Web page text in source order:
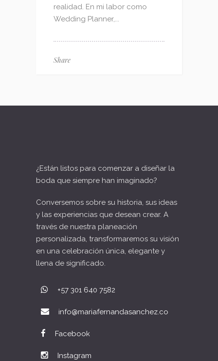
realidad. En mi labor como
Wedding Planner,...
Share
¿Están listos para comenzar a diseñar la
boda que siempre han imaginado?
Conversemos sobre su historia, sus ideas
y las experiencias que desean crear. A
través de nuestra planeación
personalizada, transformaremos su visión
en una celebración única, elegante y
llena de significado.
+57 301 640 7582
info@mariafernandasanchez.co
Facebook
Instagram